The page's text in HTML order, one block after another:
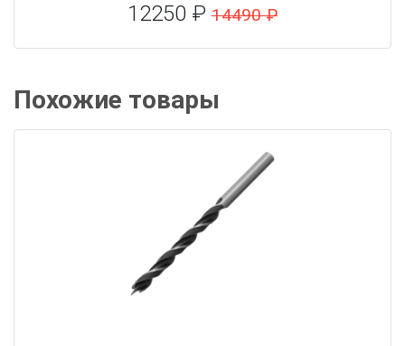
12250 ₽ 14490 ₽
Похожие товары